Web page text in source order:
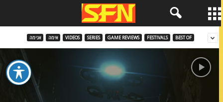
BEST OF
FESTIVALS
GAME REVIEWS
SERIES
VIDEOS אימה אנימה